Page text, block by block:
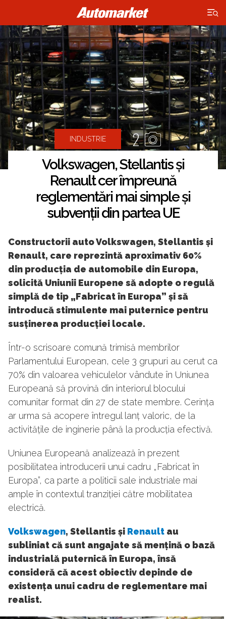
×
INDUSTRIE 2
Volkswagen, Stellantis și
Renault cer împreună
reglementări mai simple și
subvenții din partea UE
Constructorii auto Volkswagen, Stellantis și
Renault, care reprezintă aproximativ 60%
din producția de automobile din Europa,
solicită Uniunii Europene să adopte o regulă
simplă de tip „Fabricat în Europa” și să
introducă stimulente mai puternice pentru
susținerea producției locale.
Într-o scrisoare comună trimisă membrilor
Parlamentului European, cele 3 grupuri au cerut ca
70% din valoarea vehiculelor vândute în Uniunea
Europeană să provină din interiorul blocului
comunitar format din 27 de state membre. Cerința
ar urma să acopere întregul lanț valoric, de la
activitățile de inginerie până la producția efectivă.
Uniunea Europeană analizează în prezent
posibilitatea introducerii unui cadru „Fabricat în
Europa”, ca parte a politicii sale industriale mai
ample în contextul tranziției către mobilitatea
electrică.
Volkswagen, Stellantis și Renault au
subliniat că sunt angajate să mențină o bază
industrială puternică în Europa, însă
consideră că acest obiectiv depinde de
existența unui cadru de reglementare mai
realist.